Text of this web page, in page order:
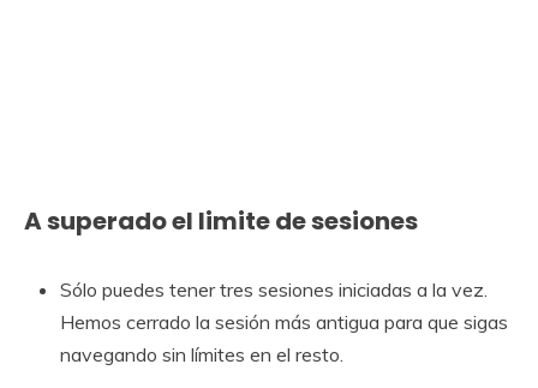
A superado el limite de sesiones
Sólo puedes tener tres sesiones iniciadas a la vez.
Hemos cerrado la sesión más antigua para que sigas
navegando sin límites en el resto.